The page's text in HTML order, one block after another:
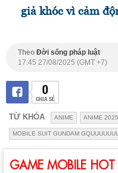
giả khóc vì cảm
Theo Đời sống pháp luật
17:45 27/08/2025 (GMT +7)
0
CHIA SẺ
TỪ KHÓA ANIME ANIME 2025
MOBILE SUIT GUNDAM
GAME MOBILE HOT